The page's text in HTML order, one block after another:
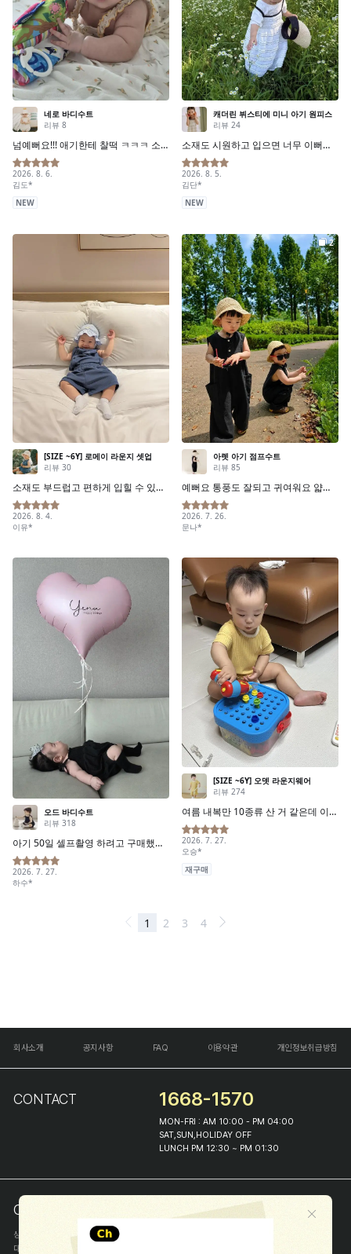
회사소개 공지사항 FAQ 이용약관 개인정보취급방침
CONTACT 1668-1570
MON-FRI : AM 10:00 - PM 04:00
SAT,SUN,HOLIDAY OFF
LUNCH PM 12:30 ~ PM 01:30
COMPANY INFO
상호
(주)해피프린스
대표